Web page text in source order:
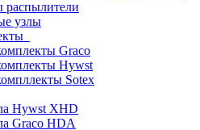
распылители
узлы
Graco
Hywst
Sotex
Hywst XHD
Graco HDA